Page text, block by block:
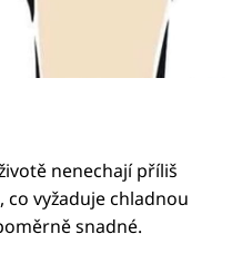
nenechají příliš
vyžaduje chladnou
snadné.